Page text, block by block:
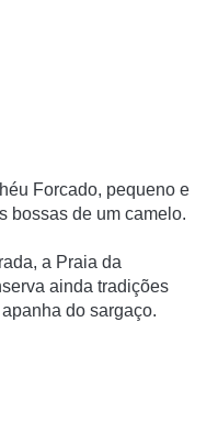
Forcado, pequeno e
bossas de um camelo.
a Praia da
ainda tradições
do sargaço.